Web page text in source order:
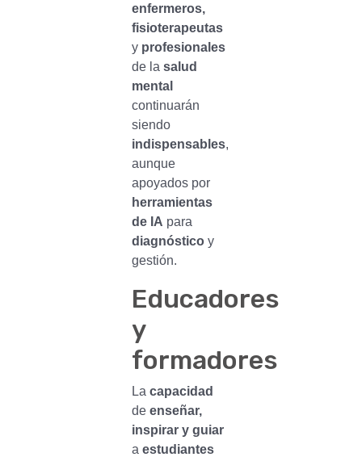
enfermeros,
fisioterapeutas
y profesionales
de la salud
mental
continuarán
siendo
indispensables,
aunque
apoyados por
herramientas
de IA para
diagnósticoy
gestión.
Educadores
y
formadores
La capacidad
de enseñar,
inspirar y guiar
a estudiantes